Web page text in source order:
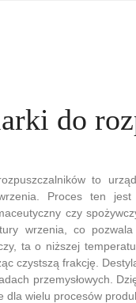
do
to
Proces ten
czy
wrzenia, co
ta o niższej
czystszą frakcję.
przemysłowych.
dla wielu procesów